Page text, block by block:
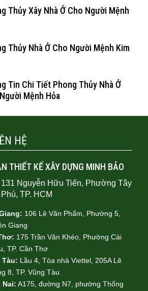
Thủy Xây Nhà Ở Cho Người Mệnh
Thủy Nhà Ở Cho Người Mệnh Kim
Tin Chi Tiết Phong Thủy Nhà Ở
Mệnh Hỏa
HỆ
THIẾT KẾ XÂY DỰNG MINH BẢO
131 Nguyễn Hữu Tiến, Phường Tây
TP. HCM
106 Lê Văn Phẩm, Phường 5,
Giang
175 Trần Văn Khéo, Phường Cái
TP. Cần Thơ
Tàu: Lầu 4, Tòa nhà Viettel, 205A Lê
8, TP. Vũng Tàu
Nai: A175, đường N7, phường Thống